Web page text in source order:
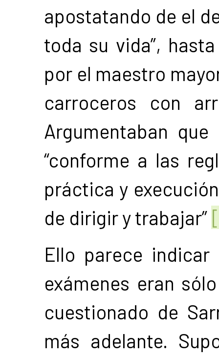
apostatando de el
toda su vida”,
por el maestro
carroceros con
Argumentaban
“conforme a las
práctica y
de dirigir y trabajar”
Ello parece
exámenes eran
cuestionado de
más adelante.